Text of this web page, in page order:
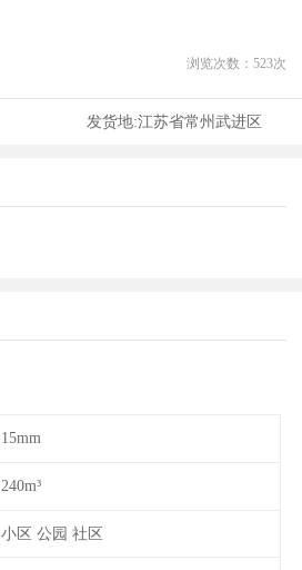
浏览次数： 523次
发货地:江苏省常州武进区
15mm
240m³
小区 公园 社区